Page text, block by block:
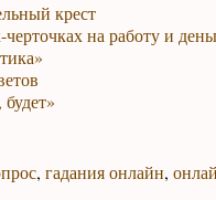
крест
на работу и
, гадания онлайн,